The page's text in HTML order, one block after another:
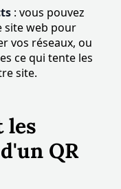
: vous pouvez
site web pour
vos réseaux, ou
ce qui tente les
site.
les
QR